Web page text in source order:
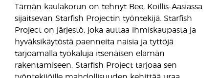
Tämän kaulakorun on tehnyt Bee, Koillis-Aasiassa
sijaitsevan Starfish Projectin työntekijä. Starfish
Project on järjestö, joka auttaa ihmiskaupasta ja
hyväksikäytöstä paenneita naisia ja tyttöjä
tarjoamalla työkaluja itsenäisen elämän
rakentamiseen. Starfish Project tarjoaa sen